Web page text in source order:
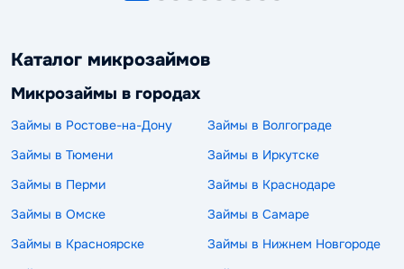
Каталог микрозаймов
Микрозаймы в городах
Займы в Ростове-на-Дону
Займы в Волгограде
Займы в Тюмени
Займы в Иркутске
Займы в Перми
Займы в Краснодаре
Займы в Омске
Займы в Самаре
Займы в Красноярске
Займы в Нижнем Новгороде